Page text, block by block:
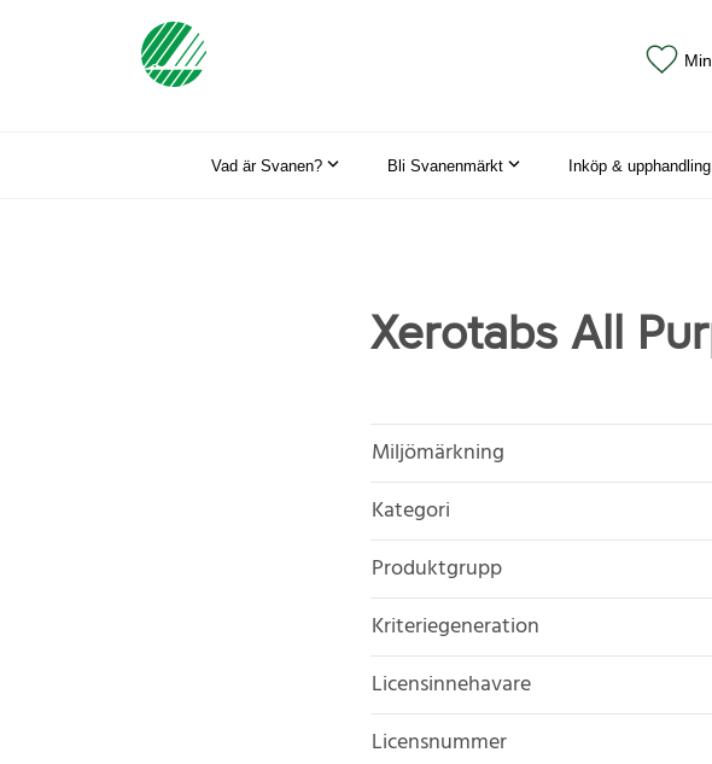
Vad är Svanen? Bli Svanenmärkt Inköp & upphandling
Xerotabs All
Miljömärkning
Kategori
Produktgrupp
Kriteriegeneration
Licensinnehavare
Licensnummer